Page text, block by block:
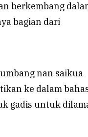
berkembang
bagian dari
nan saikua
ke dalam
gadis untuk